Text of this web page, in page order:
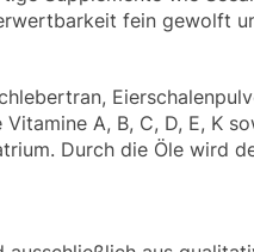
fein gewolft
A, B, C, D, E, K
Durch die Öle wird